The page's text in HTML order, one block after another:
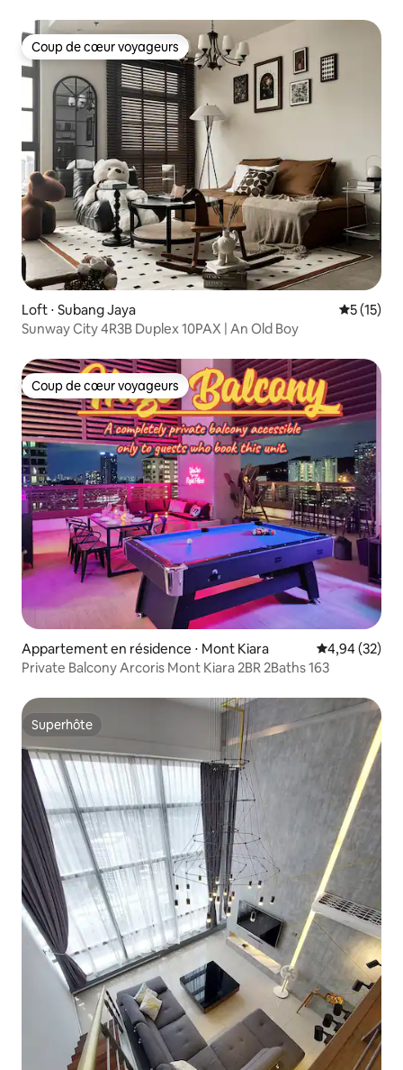
Coup de cœur voyageurs
Coup de cœur voyageurs
Loft ⋅ Subang Jaya
5 (15)
Sunway City 4R3B Duplex 10PAX | An Old Boy
Coup de cœur voyageurs
Coup de cœur voyageurs
Appartement en résidence ⋅ Mont Kiara Évaluation
4,94 (32)
Private Balcony Arcoris Mont Kiara 2BR 2Baths 163
Superhôte
Superhôte